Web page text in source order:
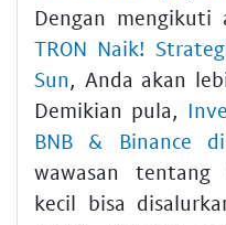
Dengan mengikuti
TRON Naik!
Sun, Anda akan
Demikian pula,
BNB & Binance di
wawasan tentang
kecil bisa